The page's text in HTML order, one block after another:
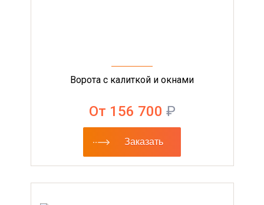
Ворота с калиткой и окнами
От 156 700 ₽
Заказать